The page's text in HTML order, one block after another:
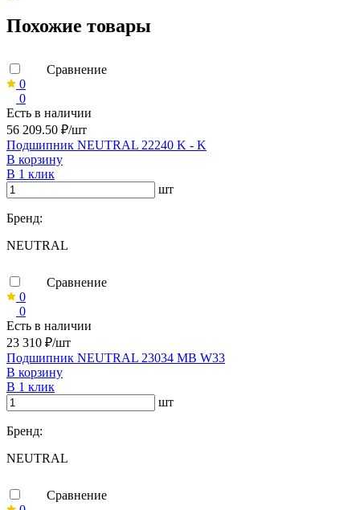
Похожие товары
Сравнение
0
0
Есть в наличии
56 209.50 ₽/шт
Подшипник NEUTRAL 22240 K - K
В корзину
В 1 клик
шт
Бренд:
NEUTRAL
Сравнение
0
0
Есть в наличии
23 310 ₽/шт
Подшипник NEUTRAL 23034 MB W33
В корзину
В 1 клик
шт
Бренд:
NEUTRAL
Сравнение